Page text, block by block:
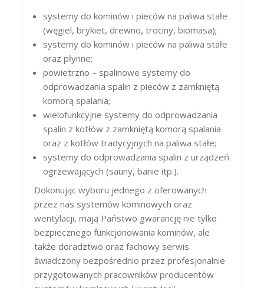
systemy do kominów i pieców na paliwa stałe
(węgiel, brykiet, drewno, trociny, biomasa);
systemy do kominów i pieców na paliwa stałe
oraz płynne;
powietrzno – spalinowe systemy do
odprowadzania spalin z pieców z zamkniętą
komorą spalania;
wielofunkcyjne systemy do odprowadzania
spalin z kotłów z zamkniętą komorą spalania
oraz z kotłów tradycyjnych na paliwa stałe;
systemy do odprowadzania spalin z urządzeń
ogrzewających (sauny, banie itp.).
Dokonując wyboru jednego z oferowanych
przez nas systemów kominowych oraz
wentylacji, mają Państwo gwarancję nie tylko
bezpiecznego funkcjonowania kominów, ale
także doradztwo oraz fachowy serwis
świadczony bezpośrednio przez profesjonalnie
przygotowanych pracowników producentów